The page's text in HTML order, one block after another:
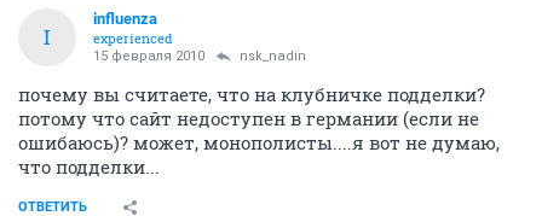
I
influenza
experienced
15 февраля 2010 nsk_nadin
почему вы считаете, что на клубничке подделки?
потому что сайт недоступен в германии (если не
ошибаюсь)? может, монополисты....я вот не думаю,
что подделки...
ОТВЕТИТЬ